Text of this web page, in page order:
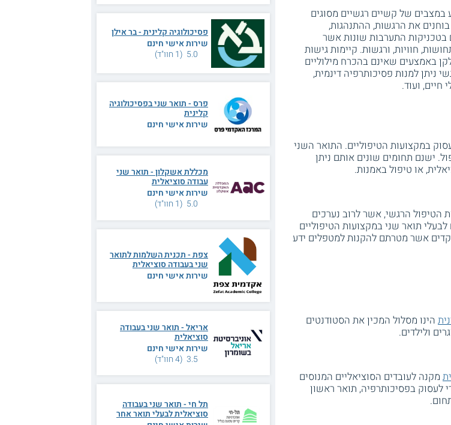
במצבים של קשיים רגשיים מסוגים
את הרגשות, ההתנהגות,
התערבות שונות אשר
חוויות, ורגשות. קיימות גישות
באמצעים שאינם בהכרח מילוליים
ניתן למנות פסיכותרפיה דינמית,
במקצועות הטיפוליים. התואר השני
ישנם תחומים שונים אותם ניתן
או טיפול באמנות.
הטיפול הרגשי, אשר לרוב נערכים
תואר שני במקצועות הטיפוליים
אשר מטרתם להקנות למטפלים ידע
הינו מסלול המכין את הסטודנטים
ולילדים.
מקנה לעובדים הסוציאליים המנוסים
לעסוק בפסיכותרפיה, תואר ראשון
פסיכולוגיה קלינית - בר אילן
שירות אישי חינם
5.0 (1 חוו"ד)
פרס - תואר שני בפסיכולוגיה
קלינית
שירות אישי חינם
מכללת אשקלון - תואר שני
עבודה סוציאלית
שירות אישי חינם
5.0 (1 חוו"ד)
צפת - תכנית השלמות לתואר
שני בעבודה סוציאלית
שירות אישי חינם
אריאל - תואר שני בעבודה
סוציאלית
שירות אישי חינם
3.5 (4 חוו"ד)
תל חי - תואר שני בעבודה
סוציאלית לבעלי תואר אחר